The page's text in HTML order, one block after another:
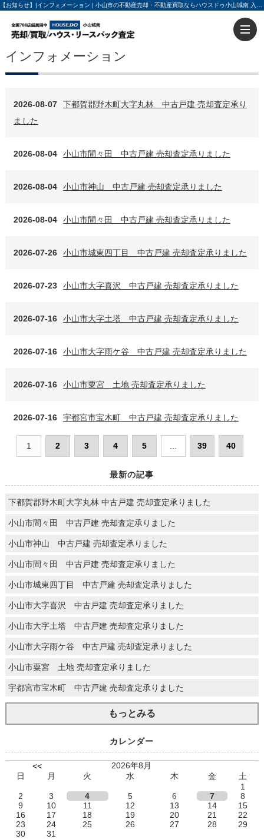
インフォメーション
2026-08-07
下都賀郡野木町大字丸林 中古戸建 売却査定承り
ました
2026-08-04 小山市間々田 中古戸建 売却査定承りました
2026-08-04 小山市神山 中古戸建 売却査定承りました
2026-08-04 小山市間々田 中古戸建 売却査定承りました
2026-07-26 小山市城東四丁目 中古戸建 売却査定承りました
2026-07-23 小山市大字喜沢 中古戸建 売却査定承りました
2026-07-16 小山市大字土塔 中古戸建 売却査定承りました
2026-07-16 小山市大字雨ケ谷 中古戸建 売却査定承りました
2026-07-16 小山市粟宮 土地 売却査定承りました
2026-07-16 宇都宮市宝木町 中古戸建 売却査定承りました
1 2 3 4 5 39 40
最新の記事
下都賀郡野木町大字丸林 中古戸建 売却査定承りました
小山市間々田 中古戸建 売却査定承りました
小山市神山 中古戸建 売却査定承りました
小山市間々田 中古戸建 売却査定承りました
小山市城東四丁目 中古戸建 売却査定承りました
小山市大字喜沢 中古戸建 売却査定承りました
小山市大字土塔 中古戸建 売却査定承りました
小山市大字雨ケ谷 中古戸建 売却査定承りました
小山市粟宮 土地 売却査定承りました
宇都宮市宝木町 中古戸建 売却査定承りました
もっとみる
カレンダー
<<
2026年8月
日
月 火 水 木 金
土
1
2
3 4 5 6 7
8
9
10 11 12 13 14
15
16
17 18 19 20 21
22
23
24 25 26 27 28
29
30
31